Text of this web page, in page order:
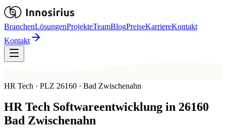
BranchenLösungenProjekteTeamBlogPreiseKarriereKontakt
Kontakt
HR Tech · PLZ 26160 · Bad Zwischenahn
HR Tech Softwareentwicklung in 26160
Bad Zwischenahn